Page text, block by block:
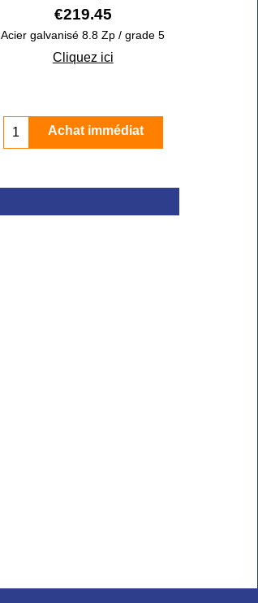
€219.45
Acier galvanisé 8.8 Zp / grade 5
Cliquez ici
Achat immédiat